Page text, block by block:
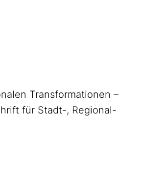
Transformationen –
für Stadt-, Regional-